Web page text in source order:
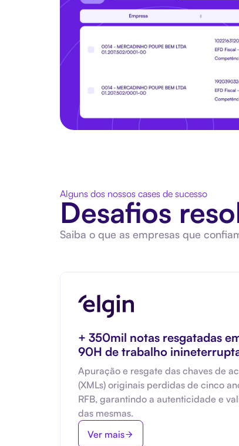
Alguns dos nossos cases de sucesso
Desafios
Saiba o que as empresas que
+ 350mil notas resgatadas
90H de trabalho
Apuração e resgate das chaves de
(XMLs) originais perdidas de cinco
RFB, garantindo a autenticidade e
das mesmas.
Ver mais